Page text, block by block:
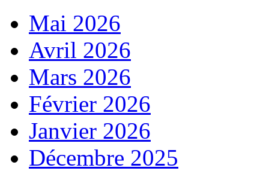
Mai 2026
Avril 2026
Mars 2026
Février 2026
Janvier 2026
Décembre 2025